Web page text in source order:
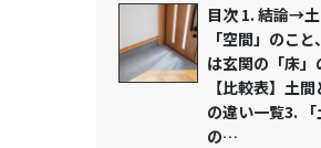
目次 1. 結論→
「空間」のこ
は玄関の「床」
【比較表】土
の違い一覧3. 「
の…